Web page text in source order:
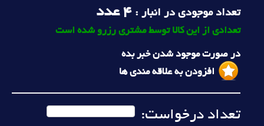
تعداد موجودی در انبار :4 عدد
تعدادی از این کالا توسط مشتری رزرو شده است
در صورت موجود شدن خبر بده
افزودن به علاقه مندی ها
تعداد درخواست: